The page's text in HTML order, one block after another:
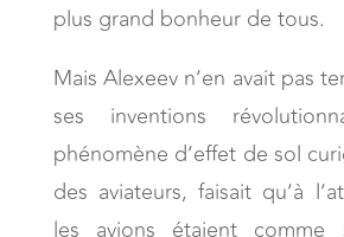
plus grand bonheur de tous.
Mais Alexeev n’en avait pas
ses inventions
phénomène d’effet de sol
des aviateurs, faisait qu’à
les avions étaient comme